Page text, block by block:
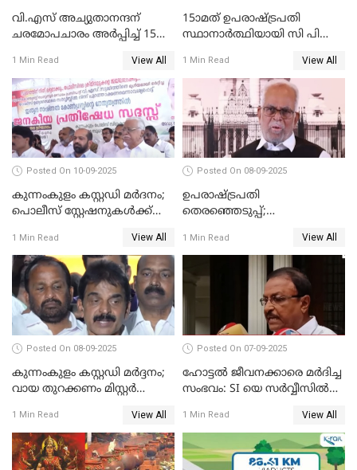
വി.എസ് അച്യുതാനന്ദന്
ചരമോപചാരം അർപ്പിച്ച് 15-ാം
സമ്മേളനത്തിന് തുടക്കം
WATCH VIDEO
1 Min Read View All
15ാമത് ഉപരാഷ്ട്രപതി
സ്ഥാനാര്‍ത്ഥിയായി സി പി
സത്യപ്രതിജ്ഞ ചെയ്തു
WATCH VIDEO
1 Min Read View All
Posted On 10-09-2025
കുന്നംകുളം കസ്റ്റഡി മര്‍ദനം;
പൊലീസ് സ്റ്റേഷനുകൾക്ക്
സദസ്സ്
1 Min Read View All
Posted On 08-09-2025
ഉപരാഷ്ട്രപതി
തെരഞ്ഞെടുപ്പ്;
സന്ദേശവുമായി ജസ്റ്റിസ് ബി.
സുദര്‍ശന്‍ റെഡ്ഡി
1 Min Read View All
Posted On 08-09-2025
കുന്നംകുളം കസ്റ്റഡി മര്‍ദ്ദനം;
വായ തുറക്കണം മിസ്റ്റര്‍
വേണുഗോപാൽ
1 Min Read View All
Posted On 07-09-2025
ഹോട്ടൽ ജീവനക്കാരെ മർദിച്ച
സംഭവം: SI യെ സർവ്വീസിൽ
പി ഔസേപ്പ്
1 Min Read View All